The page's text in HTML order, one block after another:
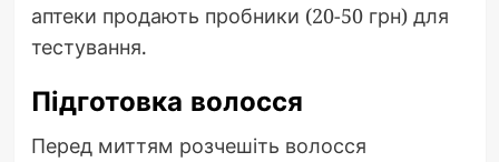
аптеки продають пробники (20-50 грн) для
тестування.
Підготовка волосся
Перед миттям розчешіть волосся